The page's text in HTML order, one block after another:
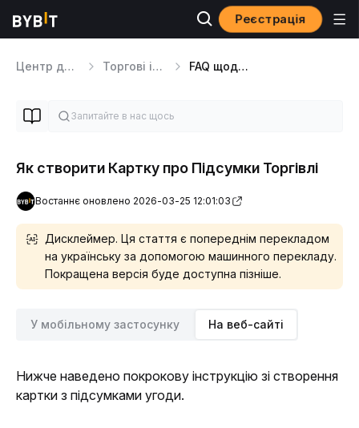
Реєстрація
Центр допомоги Торгові інструменти FAQ щодо торгівлі
Як створити Картку про Підсумки Торгівлі
Востаннє оновлено 2026-03-25 12:01:03
Дисклеймер. Ця стаття є попереднім перекладом
на українську за допомогою машинного перекладу.
Покращена версія буде доступна пізніше.
У мобільному застосунку На веб-сайті
Нижче наведено покрокову інструкцію зі створення
картки з підсумками угоди.